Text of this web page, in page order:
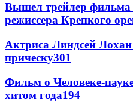
Вышел трейлер фильма
режиссера Крепкого
Актриса Линдсей
прическу301
Фильм о Человеке-
хитом года194